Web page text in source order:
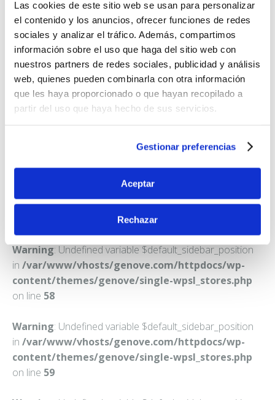
Las cookies de este sitio web se usan para personalizar
el contenido y los anuncios, ofrecer funciones de redes
sociales y analizar el tráfico. Además, compartimos
información sobre el uso que haga del sitio web con
nuestros partners de redes sociales, publicidad y análisis
web, quienes pueden combinarla con otra información
que les haya proporcionado o que hayan recopilado a
partir del uso que haya hecho de sus servicios.
Gestionar preferencias
Aceptar
Rechazar
FARMACIA ALCALA PEREZ, MIGUEL ANGEL
C. CORTINA DE LA ESTACION, 42 BJ
Warning: Undefined variable $default_sidebar_position
in /var/www/vhosts/genove.com/httpdocs/wp-
content/themes/genove/single-wpsl_stores.php
on line 58
Warning: Undefined variable $default_sidebar_position
in /var/www/vhosts/genove.com/httpdocs/wp-
content/themes/genove/single-wpsl_stores.php
on line 59